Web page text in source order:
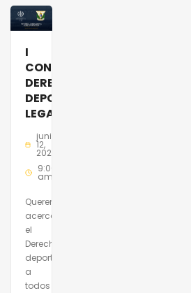
I
CONGRESO
DERECHO
DEPORTIVO
LEGANÉS
junio
12,
2025
9:00
am
Queremos
acercar
el
Derecho
deportivo
a
todos